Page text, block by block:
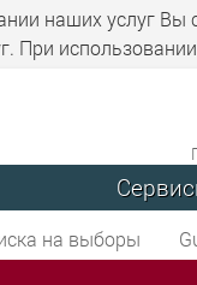
наших услуг
При
на выборы